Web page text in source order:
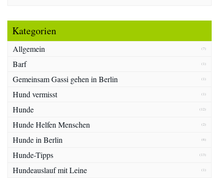
Kategorien
Allgemein (7)
Barf (1)
Gemeinsam Gassi gehen in Berlin (1)
Hund vermisst (1)
Hunde (12)
Hunde Helfen Menschen (2)
Hunde in Berlin (6)
Hunde-Tipps (13)
Hundeauslauf mit Leine (1)